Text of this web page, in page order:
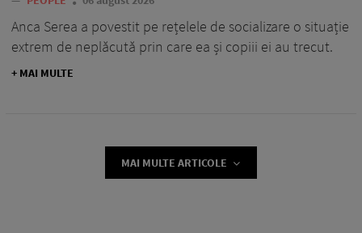
Anca Serea a povestit pe rețelele de socializare o situație
extrem de neplăcută prin care ea și copiii ei au trecut.
+ MAI MULTE
MAI MULTE ARTICOLE